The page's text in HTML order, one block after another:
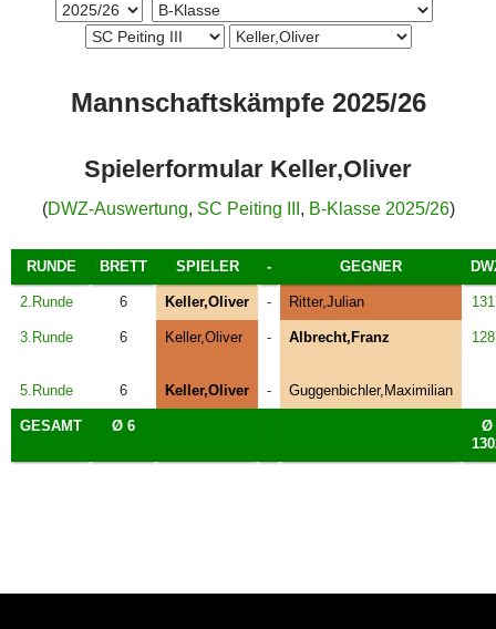
Mannschaftskämpfe 2025/26
Spielerformular Keller,Oliver
(DWZ-Auswertung, SC Peiting III , B-Klasse 2025/26)
RUNDE BRETT SPIELER - GEGNER
2.Runde 6 Keller,Oliver - Ritter,Julian
3.Runde 6 Keller,Oliver - Albrecht,Franz
5.Runde 6 Keller,Oliver - Guggenbichler,Maximilian
GESAMT Ø 6
Ø